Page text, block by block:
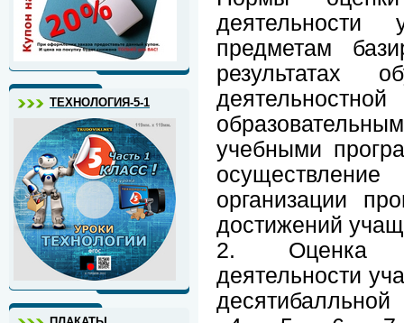
ТЕХНОЛОГИЯ-5-1
предметам
результатах
учебными
организации
достижений
2. Оценка
деятельности